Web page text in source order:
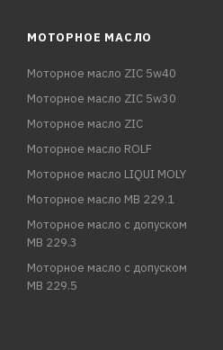
МОТОРНОЕ МАСЛО
Моторное масло ZIC 5w40
Моторное масло ZIC 5w30
Моторное масло ZIC
Моторное масло ROLF
Моторное масло LIQUI MOLY
Моторное масло MB 229.1
Моторное масло с допуском
MB 229.3
Моторное масло с допуском
MB 229.5